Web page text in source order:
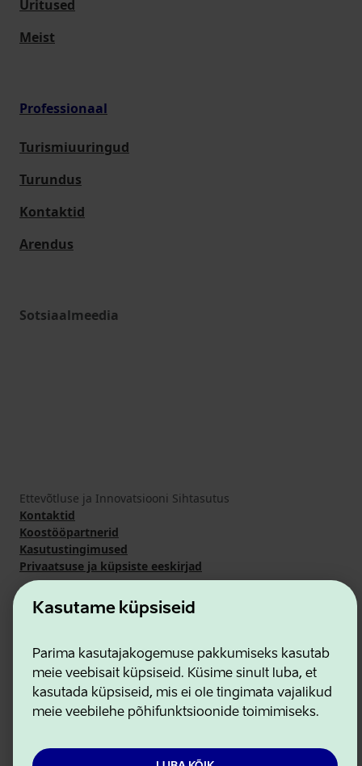
Kasutame küpsiseid
Parima kasutajakogemuse pakkumiseks kasutab
meie veebisait küpsiseid. Küsime sinult luba, et
kasutada küpsiseid, mis ei ole tingimata vajalikud
meie veebilehe põhifunktsioonide toimimiseks.
Üritused
Meist
Professionaal
Turismiuuringud
Turundus
Kontaktid
Arendus
Sotsiaalmeedia
Ettevõtluse ja Innovatsiooni Sihtasutus
Kontaktid
Koostööpartnerid
Kasutustingimused
Privaatsuse ja küpsiste eeskirjad